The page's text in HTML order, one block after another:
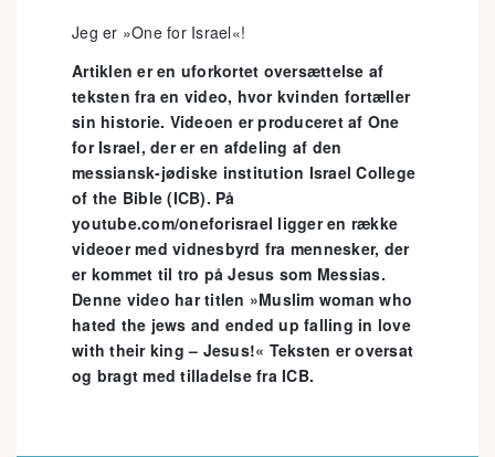
Jeg er »One for Israel«!
Artiklen er en uforkortet oversættelse af
teksten fra en video, hvor kvinden fortæller
sin historie. Videoen er produceret af One
for Israel, der er en afdeling af den
messiansk-jødiske institution Israel College
of the Bible (ICB). På
youtube.com/oneforisrael ligger en række
videoer med vidnesbyrd fra mennesker, der
er kommet til tro på Jesus som Messias.
Denne video har titlen »Muslim woman who
hated the jews and ended up falling in love
with their king – Jesus!« Teksten er oversat
og bragt med tilladelse fra ICB.